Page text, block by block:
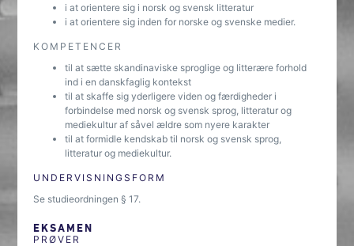
i at orientere sig i norsk og svensk litteratur
i at orientere sig inden for norske og svenske medier.
KOMPETENCER
til at sætte skandinaviske sproglige og litterære forhold
ind i en danskfaglig kontekst
til at skaffe sig yderligere viden og færdigheder i
forbindelse med norsk og svensk sprog, litteratur og
mediekultur af såvel ældre som nyere karakter
til at formidle kendskab til norsk og svensk sprog,
litteratur og mediekultur.
UNDERVISNINGSFORM
Se studieordningen § 17.
EKSAMEN
PRØVER